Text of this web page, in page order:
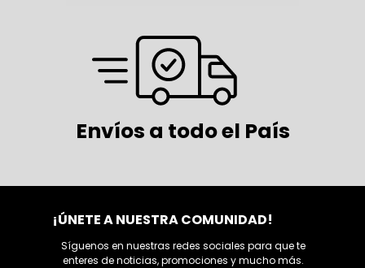
Envíos a todo el País
¡ÚNETE A NUESTRA COMUNIDAD!
Síguenos en nuestras redes sociales para que te
enteres de noticias, promociones y mucho más.